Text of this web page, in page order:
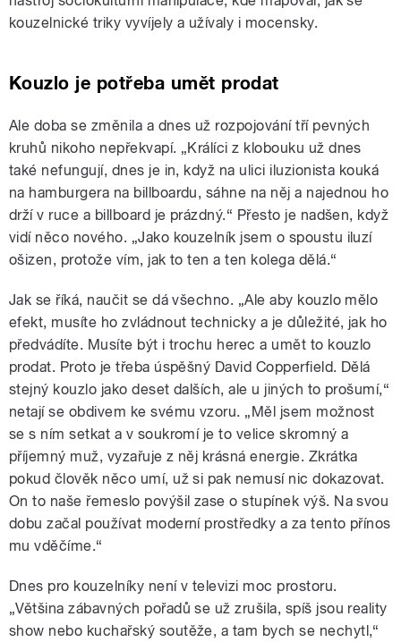
kouzelnické triky vyvíjely a užívaly i mocensky.
Kouzlo je potřeba umět prodat
Ale doba se změnila a dnes už rozpojování tří pevných
kruhů nikoho nepřekvapí. „Králíci z klobouku už dnes
také nefungují, dnes je in, když na ulici iluzionista kouká
na hamburgera na billboardu, sáhne na něj a najednou ho
drží v ruce a billboard je prázdný.“ Přesto je nadšen, když
vidí něco nového. „Jako kouzelník jsem o spoustu iluzí
ošizen, protože vím, jak to ten a ten kolega dělá.“
Jak se říká, naučit se dá všechno. „Ale aby kouzlo mělo
efekt, musíte ho zvládnout technicky a je důležité, jak ho
předvádíte. Musíte být i trochu herec a umět to kouzlo
prodat. Proto je třeba úspěšný David Copperfield. Dělá
stejný kouzlo jako deset dalších, ale u jiných to prošumí,“
netají se obdivem ke svému vzoru. „Měl jsem možnost
se s ním setkat a v soukromí je to velice skromný a
příjemný muž, vyzařuje z něj krásná energie. Zkrátka
pokud člověk něco umí, už si pak nemusí nic dokazovat.
On to naše řemeslo povýšil zase o stupínek výš. Na svou
dobu začal používat moderní prostředky a za tento přínos
mu vděčíme.“
Dnes pro kouzelníky není v televizi moc prostoru.
„Většina zábavných pořadů se už zrušila, spíš jsou reality
show nebo kuchařský soutěže, a tam bych se nechytl,“